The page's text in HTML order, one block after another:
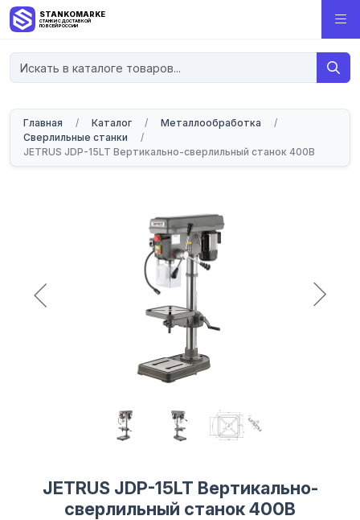
STANKOMARKET
СТАНКИ С ДОСТАВКОЙ
ПО ВСЕЙ РОССИИ
Главная / Каталог / Металлообработка
/
Сверлильные станки
/
JETRUS JDP-15LT Вертикально-сверлильный станок 400В
JETRUS JDP-15LT Вертикально-
сверлильный станок 400В